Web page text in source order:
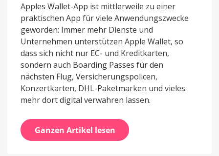
Apples Wallet-App ist mittlerweile zu einer
praktischen App für viele Anwendungszwecke
geworden: Immer mehr Dienste und
Unternehmen unterstützen Apple Wallet, so
dass sich nicht nur EC- und Kreditkarten,
sondern auch Boarding Passes für den
nächsten Flug, Versicherungspolicen,
Konzertkarten, DHL-Paketmarken und vieles
mehr dort digital verwahren lassen.
Ganzen Artikel lesen